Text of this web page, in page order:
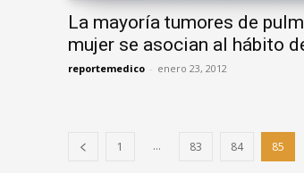
La mayoría tumores de
mujer se asocian al hábito
reportemedico - enero 23, 2012
1 ... 83 84 85